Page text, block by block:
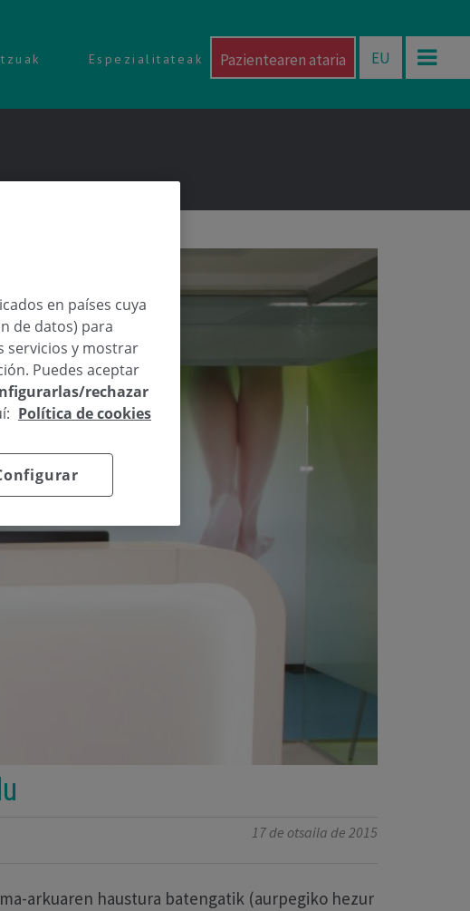
Espezialitateak Pazientearen ataria EU
17 de otsaila de 2015
arkuaren haustura batengatik (aurpegiko hezur
en países cuya
de datos) para
servicios y mostrar
Puedes aceptar
rechazar
Política de cookies